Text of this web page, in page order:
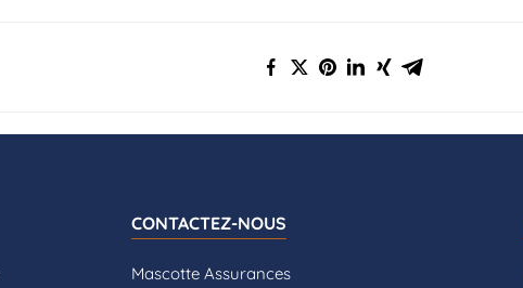
CONTACTEZ-NOUS
Mascotte Assurances